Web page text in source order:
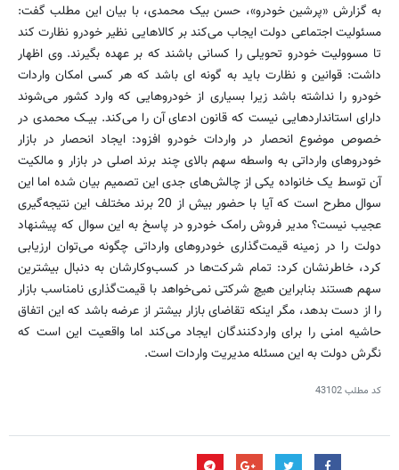
به گزارش «پرشین خودرو»، حسن بیک ‌محمدی، با بیان این مطلب گفت:
مسئولیت اجتماعی دولت ایجاب می‌کند بر کالاهایی نظیر خودرو نظارت کند
تا مسوولیت خودرو تحویلی را کسانی باشند که بر عهده بگیرند. وی اظهار
داشت: قوانین و نظارت باید به گونه ای باشد که هر کسی امکان واردات
خودرو را نداشته باشد زیرا بسیاری از خودروهایی که وارد کشور می‌شوند
دارای استانداردهایی نیست که قانون ادعای آن را می‌کند. بیــک ‌محمدی در
خصوص موضوع انحصار در واردات خودرو افزود: ایجاد انحصار در بازار
خودروهای وارداتی به واسطه سهم بالای چند برند اصلی در بازار و مالکیت
آن توسط یک خانواده یکی از چالش‌های جدی این تصمیم بیان شده اما این
سوال مطرح است که آیا با حضور بیش از 20 برند مختلف این نتیجه‌گیری
عجیب نیست؟ مدیر فروش رامک خودرو در پاسخ به این سوال که پیشنهاد
دولت را در زمینه قیمت‌گذاری خودروهای وارداتی چگونه می‌توان ارزیابی
کرد، خاطرنشان کرد: تمام شرکت‌ها در کسب‌و‌کارشان به دنبال بیشترین
سهم هستند بنابراین هیچ شرکتی نمی‌خواهد با قیمت‌گذاری نامناسب بازار
را از دست بدهد، مگر اینکه تقاضای بازار بیشتر از عرضه باشد که این اتفاق
حاشیه امنی را برای واردکنندگان ایجاد می‌کند اما واقعیت این است که
نگرش دولت به این مسئله مدیریت واردات است.
کد مطلب43102